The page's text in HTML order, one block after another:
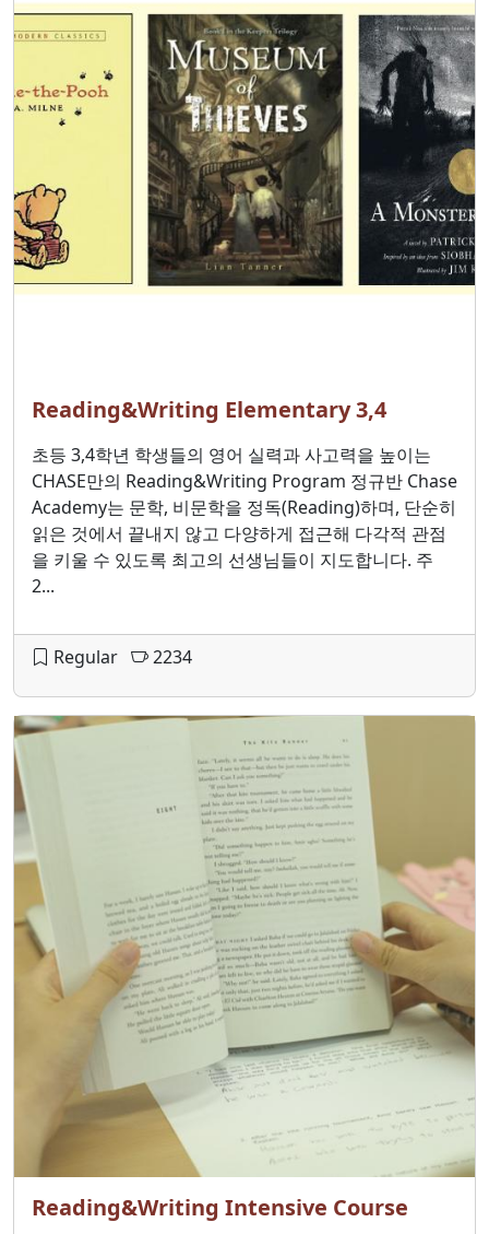
Reading&Writing Elementary 3,4
초등 3,4학년 학생들의 영어 실력과 사고력을 높이는
CHASE만의 Reading&Writing Program 정규반 Chase
Academy는 문학, 비문학을 정독(Reading)하며, 단순히
읽은 것에서 끝내지 않고 다양하게 접근해 다각적 관점
을 키울 수 있도록 최고의 선생님들이 지도합니다. 주
2...
Regular 2234
Reading&Writing Intensive Course